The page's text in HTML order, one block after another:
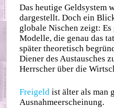
Das heutige Geldsystem
dargestellt. Doch ein
globale Nischen zeigt:
Modelle, die genau das
später theoretisch
Diener des Austausches
Herrscher über die
Freigeld ist älter als man
Ausnahmeerscheinung.